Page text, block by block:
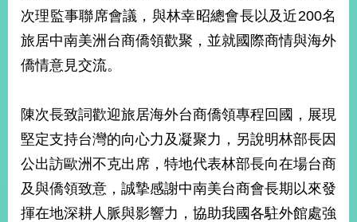
落
國
台
海
護
照
回
網
次理監事聯席會議，與林幸昭總會長以及近200名
旅居中南美洲台商僑領歡聚，並就國際商情與海外
僑情意見交流。
陳次長致詞歡迎旅居海外台商僑領專程回國，展現
堅定支持台灣的向心力及凝聚力，另說明林部長因
公出訪歐洲不克出席，特地代表林部長向在場台商
及與僑領致意，誠摯感謝中南美台商會長期以來發
揮在地深耕人脈與影響力，協助我國各駐外館處強